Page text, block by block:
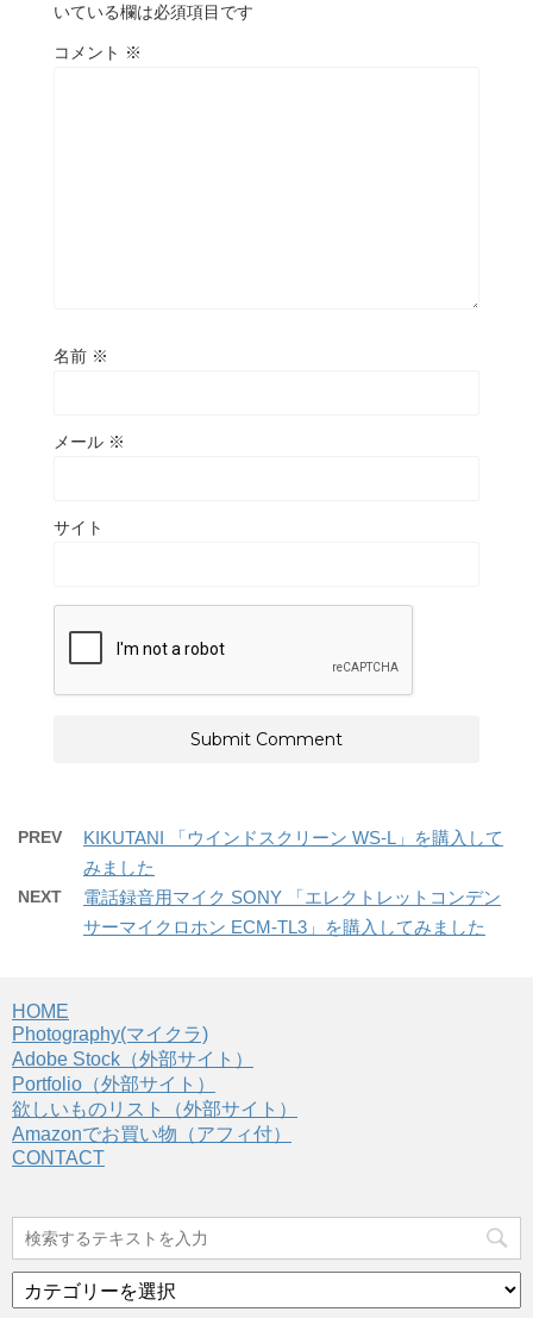
いている欄は必須項目です
コメント ※
名前 ※
メール ※
サイト
PREV
KIKUTANI 「ウインドスクリーン WS-L」を購入して
みました
NEXT
電話録音用マイク SONY 「エレクトレットコンデン
サーマイクロホン ECM-TL3」を購入してみました
HOME
Photography(マイクラ)
Adobe Stock（外部サイト）
Portfolio（外部サイト）
欲しいものリスト（外部サイト）
Amazonでお買い物（アフィ付）
CONTACT
テ